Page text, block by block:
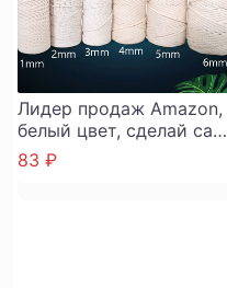
Лидер продаж Amazon,
белый цвет, сделай сам,
украшенный вруч
83 ₽